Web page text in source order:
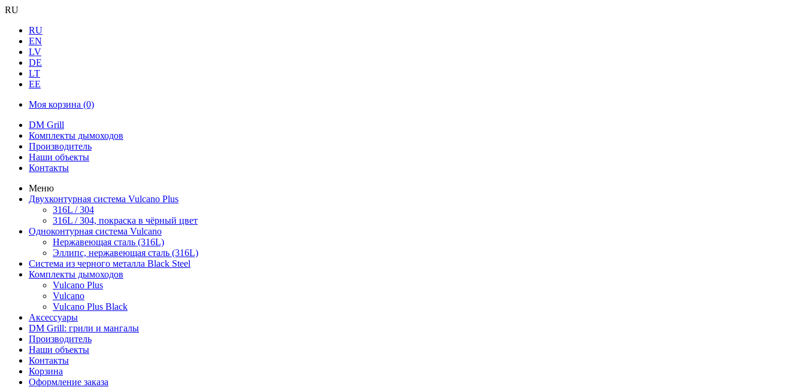
RU
RU
EN
LV
DE
LT
EE
Моя корзина (0)
DM Grill
Комплекты дымоходов
Производитель
Наши объекты
Контакты
Меню
Двухконтурная система Vulcano Plus
316L / 304
316L / 304, покраска в чёрный цвет
Одноконтурная система Vulcano
Нержавеющая сталь (316L)
Эллипс, нержавеющая сталь (316L)
Система из черного металла Black Steel
Комплекты дымоходов
Vulcano Plus
Vulcano
Vulcano Plus Black
Аксессуары
DM Grill: грили и мангалы
Производитель
Наши объекты
Контакты
Корзина
Оформление заказа